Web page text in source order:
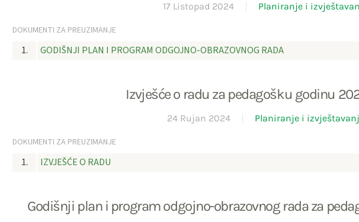
17 Listopad 2024 Planiranje i
DOKUMENTI ZA PREUZIMANJE
1. GODIŠNJI PLAN I PROGRAM ODGOJNO-OBRAZOVNOG RADA
Izvješće o radu za pedagošku godinu
24 Rujan 2024 Planiranje i
DOKUMENTI ZA PREUZIMANJE
1. IZVJEŠĆE O RADU
Godišnji plan i program odgojno-obrazovnog rada za